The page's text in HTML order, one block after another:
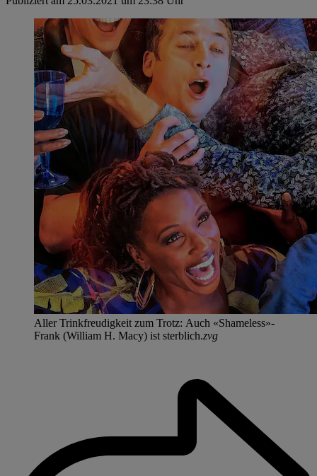
Aller Trinkfreudigkeit zum Trotz: Auch «Shameless»-
Frank (William H. Macy) ist sterblich.zvg